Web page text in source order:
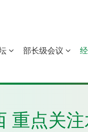
赤道几內亚
部长级会议
重点关